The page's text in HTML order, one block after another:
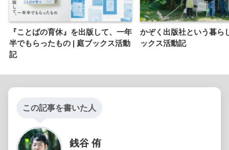
『ことばの育休』を出版して、一年
半でもらったもの | 庭ブックス活動
記
かぞく出版社という暮ら
ックス活動記
この記事を書いた人
銭谷 侑